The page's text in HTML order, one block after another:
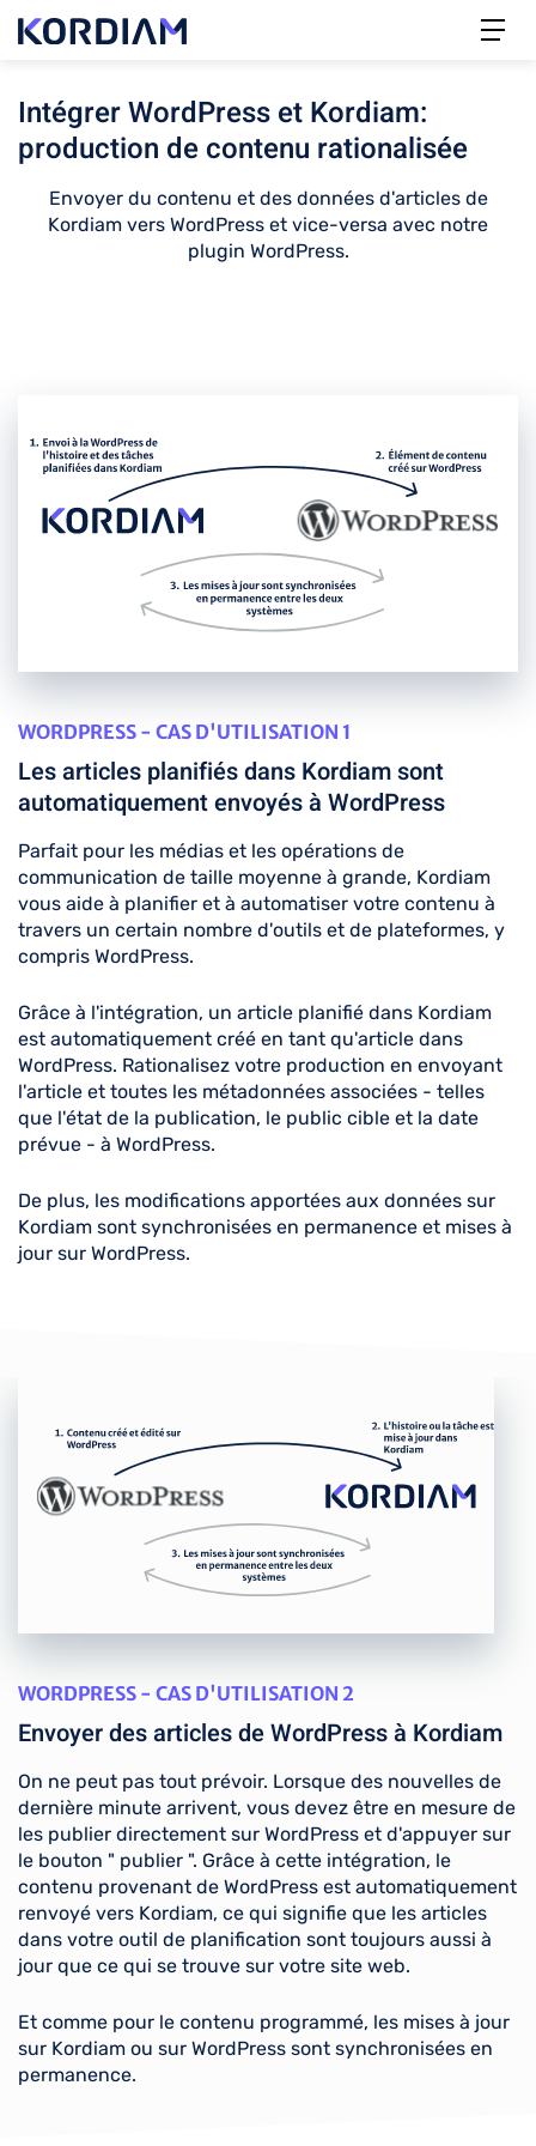
Intégrer WordPress et Kordiam:
production de contenu rationalisée
Envoyer du contenu et des données d'articles de
Kordiam vers WordPress et vice-versa avec notre
plugin WordPress.
WORDPRESS - CAS D'UTILISATION 1
Les articles planifiés dans Kordiam sont
automatiquement envoyés à WordPress
Parfait pour les médias et les opérations de
communication de taille moyenne à grande, Kordiam
vous aide à planifier et à automatiser votre contenu à
travers un certain nombre d'outils et de plateformes, y
compris WordPress.
Grâce à l'intégration, un article planifié dans Kordiam
est automatiquement créé en tant qu'article dans
WordPress. Rationalisez votre production en envoyant
l'article et toutes les métadonnées associées - telles
que l'état de la publication, le public cible et la date
prévue - à WordPress.
De plus, les modifications apportées aux données sur
Kordiam sont synchronisées en permanence et mises à
jour sur WordPress.
WORDPRESS - CAS D'UTILISATION 2
Envoyer des articles de WordPress à Kordiam
On ne peut pas tout prévoir. Lorsque des nouvelles de
dernière minute arrivent, vous devez être en mesure de
les publier directement sur WordPress et d'appuyer sur
le bouton " publier ". Grâce à cette intégration, le
contenu provenant de WordPress est automatiquement
renvoyé vers Kordiam, ce qui signifie que les articles
dans votre outil de planification sont toujours aussi à
jour que ce qui se trouve sur votre site web.
Et comme pour le contenu programmé, les mises à jour
sur Kordiam ou sur WordPress sont synchronisées en
permanence.